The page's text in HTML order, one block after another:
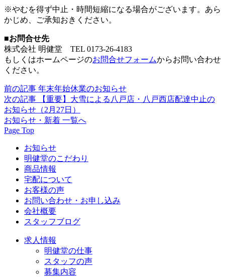
※やむを得ず中止・時間短縮になる場合がございます。あら
かじめ、ご承知おきください。
■お問合せ先
株式会社 明健堂 TEL 0173-26-4183
もしくはホームページのお問合せフォームからお問い合わせ
ください。
前の記事 年末年始休業のお知らせ
次の記事 【重要】大雪による八戸店・八戸西店配達中止の
お知らせ（2月27日）
お知らせ・新着 一覧へ
Page Top
お知らせ
明健堂のこだわり
商品情報
宅配について
お客様の声
お問い合わせ・お申し込み
会社概要
スタッフブログ
求人情報
明健堂の仕事
スタッフの声
募集内容